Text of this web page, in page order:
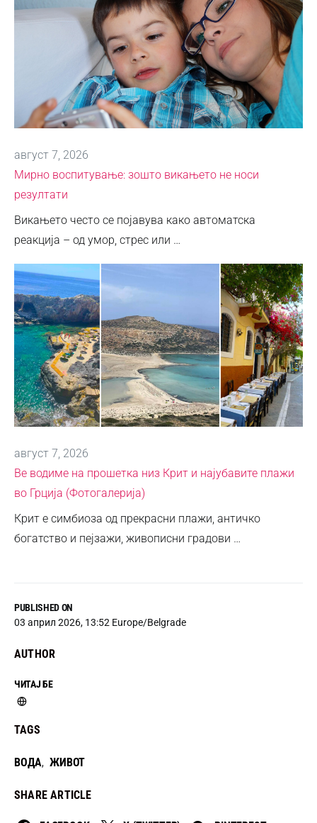
PUBLISHED ON
03 април 2026, 13:52 Europe/Belgrade
AUTHOR
ЧИТАЈ БЕ
TAGS
ВОДА, ЖИВОТ
SHARE ARTICLE
август 7, 2026
Мирно воспитување: зошто викањето не носи
резултати
Викањето често се појавува како автоматска
реакција – од умор, стрес или …
август 7, 2026
Ве водиме на прошетка низ Крит и најубавите плажи
во Грција (Фотогалерија)
Крит е симбиоза од прекрасни плажи, античко
богатство и пејзажи, живописни градови …